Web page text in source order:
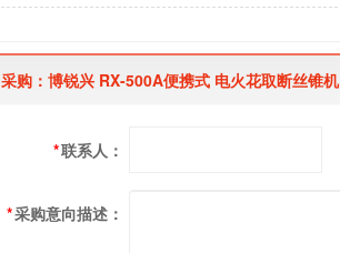
采购：博锐兴 RX-500A便携式 电火花取断丝锥机
*联系人：
*采购意向描述：